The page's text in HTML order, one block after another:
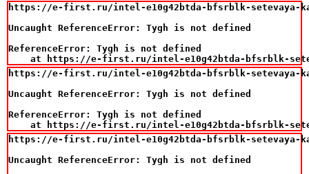
https://e-first.ru/intel-e10g42btda-bfsrblk-setevaya-
Uncaught ReferenceError: Tygh is not defined
ReferenceError: Tygh is not defined
at https://e-first.ru/intel-e10g42btda-bfsrblk-
https://e-first.ru/intel-e10g42btda-bfsrblk-setevaya-
Uncaught ReferenceError: Tygh is not defined
ReferenceError: Tygh is not defined
at https://e-first.ru/intel-e10g42btda-bfsrblk-
https://e-first.ru/intel-e10g42btda-bfsrblk-setevaya-
Uncaught ReferenceError: Tygh is not defined